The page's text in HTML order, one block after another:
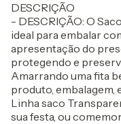
DESCRIÇÃO
- DESCRIÇÃO: O
ideal para embalar
apresentação do
protegendo e
Amarrando uma fita
produto, embalagem,
Linha saco
sua festa, ou